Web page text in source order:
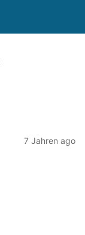
7 Jahren ago